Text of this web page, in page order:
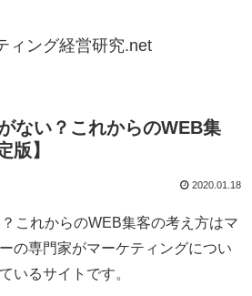
ィング経営研究.net
ない？これからのWEB集
版】
2020.01.18
これからのWEB集客の考え方はマ
の専門家がマーケティングについ
いるサイトです。